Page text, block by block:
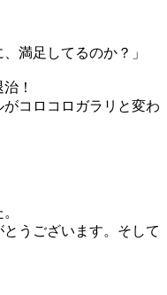
満足してるのか？」
治！
コロコロガラリと変わ
うございます。そして